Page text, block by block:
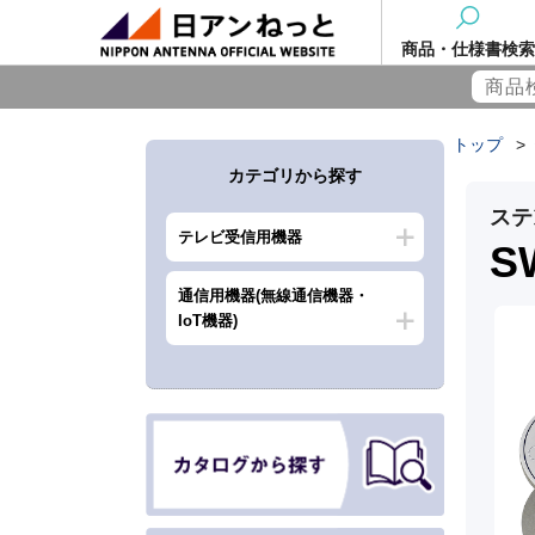
商品・仕様書検索
カテゴリから探す
テレビ受信用機器
通信用機器(無線通信機器・
IoT機器)
トップ >
ス